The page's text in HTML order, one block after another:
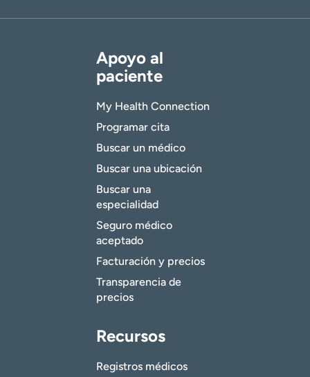
Apoyo al
paciente
My Health Connection
Programar cita
Buscar un médico
Buscar una ubicación
Buscar una
especialidad
Seguro médico
aceptado
Facturación y precios
Transparencia de
precios
Recursos
Registros médicos